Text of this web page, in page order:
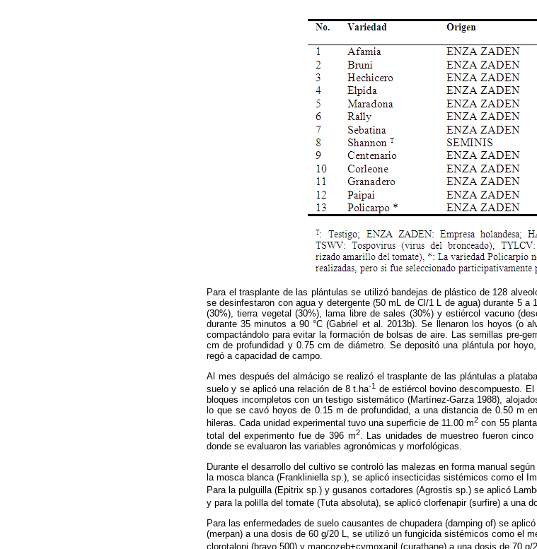
Para el trasplante de las plántulas se utilizó bandejas de plástico de 128
se desinfestaron con agua y detergente (50 mL de Cl/1 L de agua) durante 5
(30%), tierra vegetal (30%), lama libre de sales (30%) y estiércol vacuno
durante 35 minutos a 90 °C (Gabriel et al. 2013b). Se llenaron los hoyos (o
compactándolo para evitar la formación de bolsas de aire. Las semillas pre-
cm de profundidad y 0.75 cm de diámetro. Se depositó una plántula por
regó a capacidad de campo.
Al mes después del almácigo se realizó el trasplante de las plántulas a
suelo y se aplicó una relación de 8 t.ha-1 de estiércol bovino descompuesto.
bloques incompletos con un testigo sistemático (Martínez-Garza 1988),
lo que se cavó hoyos de 0.15 m de profundidad, a una distancia de 0.50 m
hileras. Cada unidad experimental tuvo una superficie de 11.00 m2 con 55
total del experimento fue de 396 m2. Las unidades de muestreo fueron
donde se evaluaron las variables agronómicas y morfológicas.
Durante el desarrollo del cultivo se controló las malezas en forma manual
la mosca blanca (Frankliniella sp.), se aplicó insecticidas sistémicos como el
Para la pulguilla (Epitrix sp.) y gusanos cortadores (Agrostis sp.) se aplicó
y para la polilla del tomate (Tuta absoluta), se aplicó clorfenapir (surfire) a una
Para las enfermedades de suelo causantes de chupadera (damping of) se
(merpan) a una dosis de 60 g/20 L, se utilizó un fungicida sistémicos como el
clorotaloni (bravo 500) y mancozeb+cymoxanil (curathane) a una dosis de 70 g/